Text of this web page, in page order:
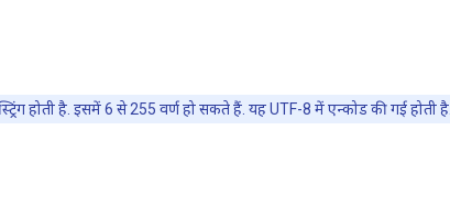
होती है. इसमें 6 से 255 वर्ण हो सकते हैं. यह UTF-8 में एन्कोड की गई होती है.